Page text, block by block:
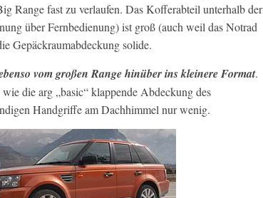
Range fast zu verlaufen. Das Kofferabteil unterhalb der
über Fernbedienung) ist groß (auch weil das Notrad
Gepäckraumabdeckung solide.
vom großen Range hinüber ins kleinere Format.
die arg „basic“ klappende Abdeckung des
Handgriffe am Dachhimmel nur wenig.